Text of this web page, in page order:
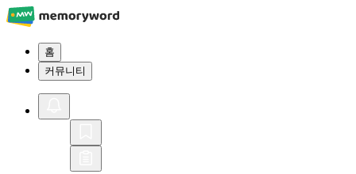
홈
커뮤니티